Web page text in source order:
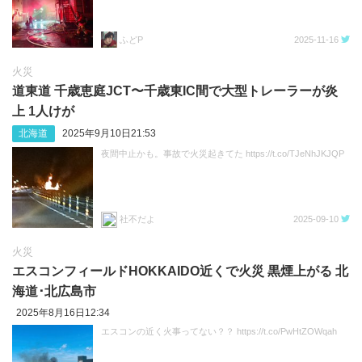
ふどP 2025-11-16
火災
道東道 千歳恵庭JCT〜千歳東IC間で大型トレーラーが炎
上 1人けが
北海道 2025年9月10日21:53
夜間中止かも。事故で火災起きてた https://t.co/TJeNhJKJQP
社不だよ 2025-09-10
火災
エスコンフィールドHOKKAIDO近くで火災 黒煙上がる 北
海道･北広島市
2025年8月16日12:34
エスコンの近く火事ってない？？ https://t.co/PwHtZOWqah